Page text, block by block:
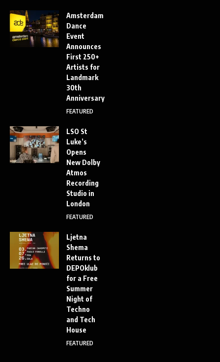
Amsterdam
Dance
Event
Announces
First 250+
Artists for
Landmark
30th
Anniversary
FEATURED
LSO St
Luke’s
Opens
New Dolby
Atmos
Recording
Studio in
London
FEATURED
Ljetna
Shema
Returns to
DEPOklub
for a Free
Summer
Night of
Techno
and Tech
House
FEATURED